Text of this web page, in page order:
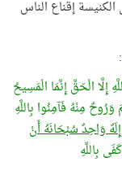
إقناع الناس
إِلَّا الْحَقَّ إِنَّمَا الْمَسِيحُ
مِنْهُ فَآمِنُوا بِاللَّهِ
إِلَهٌ وَاحِدٌ سُبْحَانَهُ أَنْ
بِاللَّهِ